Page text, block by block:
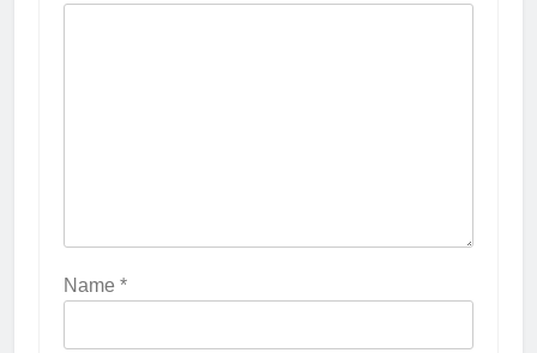
Name *